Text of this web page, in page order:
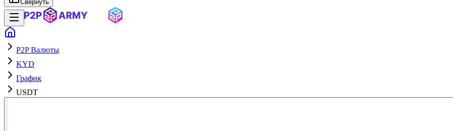
Свернуть
P2P Валюты
KYD
График
USDT